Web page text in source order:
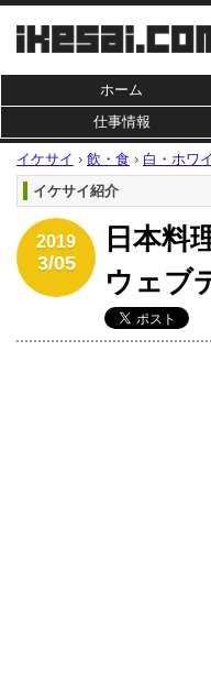
ホーム
仕事情報
イケサイ › 飲・食 › 白・ホワ
イケサイ紹介
2019
3/05
日本料
ウェブ